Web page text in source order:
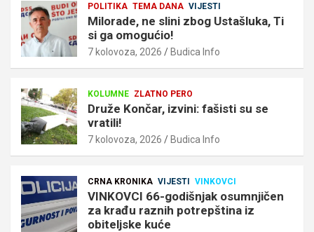
POLITIKA TEMA DANA VIJESTI
Milorade, ne slini zbog Ustašluka, Ti
si ga omogućio!
7 kolovoza, 2026 Budica Info
KOLUMNE ZLATNO PERO
Druže Končar, izvini: fašisti su se
vratili!
7 kolovoza, 2026 Budica Info
CRNA KRONIKA VIJESTI VINKOVCI
VINKOVCI 66-godišnjak osumnjičen
za krađu raznih potrepština iz
obiteljske kuće